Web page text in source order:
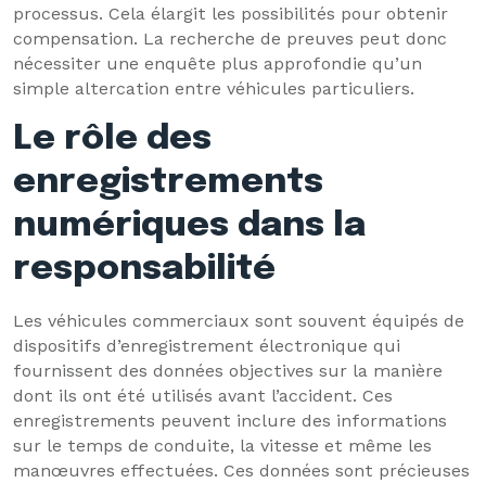
processus. Cela élargit les possibilités pour obtenir
compensation. La recherche de preuves peut donc
nécessiter une enquête plus approfondie qu’un
simple altercation entre véhicules particuliers.
Le rôle des
enregistrements
numériques dans la
responsabilité
Les véhicules commerciaux sont souvent équipés de
dispositifs d’enregistrement électronique qui
fournissent des données objectives sur la manière
dont ils ont été utilisés avant l’accident. Ces
enregistrements peuvent inclure des informations
sur le temps de conduite, la vitesse et même les
manœuvres effectuées. Ces données sont précieuses